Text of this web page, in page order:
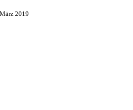
2019